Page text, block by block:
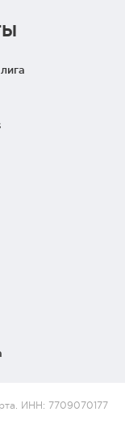
ИНН: 7709070177